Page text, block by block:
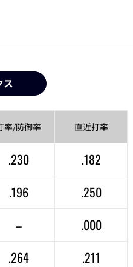
ス
率/防御率 直近打率
.230 .182
.196 .250
– .000
.264 .211